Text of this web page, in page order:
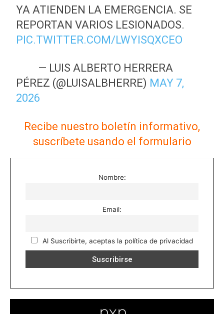
YA ATIENDEN LA EMERGENCIA. SE
REPORTAN VARIOS LESIONADOS.
PIC.TWITTER.COM/LWYISQXCEO
— LUIS ALBERTO HERRERA
PÉREZ (@LUISALBHERRE) MAY 7,
2026
Recibe nuestro boletín informativo,
suscríbete usando el formulario
Nombre:
Email:
Al Suscribirte, aceptas la política de privacidad